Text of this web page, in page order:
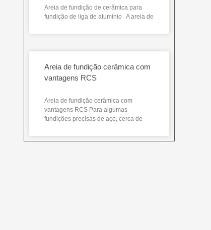
Areia de fundição de cerâmica para
fundição de liga de alumínio A areia de
Areia de fundição cerâmica com
vantagens RCS
Areia de fundição cerâmica com
vantagens RCS Para algumas
fundições precisas de aço, cerca de